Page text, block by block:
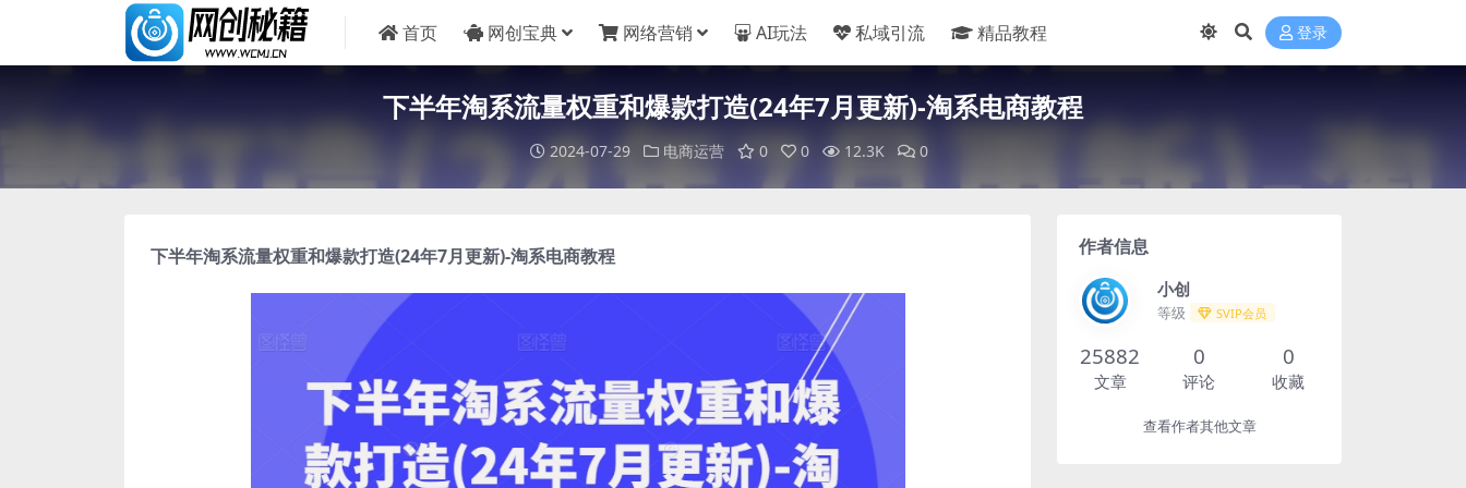
首页 网创宝典 网络营销 AI玩法 私域引流 精品教程 登录
下半年淘系流量权重和爆款打造(24年7月更新)-淘系电商教程
2024-07-29 电商运营 0 0 12.3K 0
下半年淘系流量权重和爆款打造(24年7月更新)-淘系电商教程 作者信息
小创
等级 SVIP会员
25882
文章
0
评论
0
收藏
查看作者其他文章